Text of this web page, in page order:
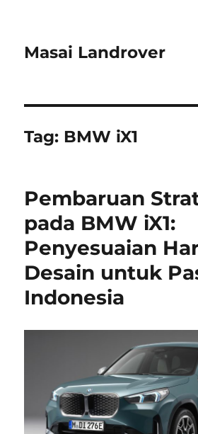
Masai Landrover
Tag: BMW iX1
Pembaruan
pada BMW iX1:
Penyesuaian
Desain untuk
Indonesia